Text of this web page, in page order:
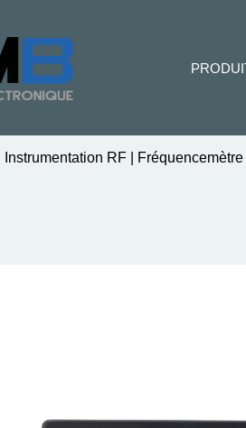
Instrumentation RF